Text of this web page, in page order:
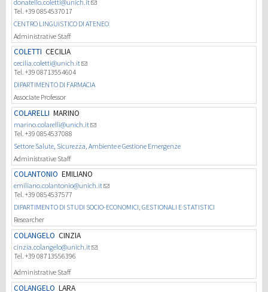
donatello.coletti@unich.it
Tel. +39 0854537017
CENTRO LINGUISTICO DI ATENEO
Administrative Staff
COLETTI CECILIA
cecilia.coletti@unich.it
Tel. +39 08713554604
DIPARTIMENTO DI FARMACIA
Associate Professor
COLARELLI MARINO
marino.colarelli@unich.it
Tel. +39 0854537088
Settore Salute, Sicurezza, Ambiente e Gestione Emergenze
Administrative Staff
COLANTONIO EMILIANO
emiliano.colantonio@unich.it
Tel. +39 0854537577
DIPARTIMENTO DI STUDI SOCIO-ECONOMICI, GESTIONALI E STATISTICI
Researcher
COLANGELO CINZIA
cinzia.colangelo@unich.it
Tel. +39 08713556396
Administrative Staff
COLANGELO LARA